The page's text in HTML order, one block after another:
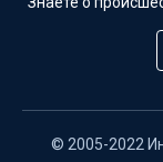
© 2005-2022